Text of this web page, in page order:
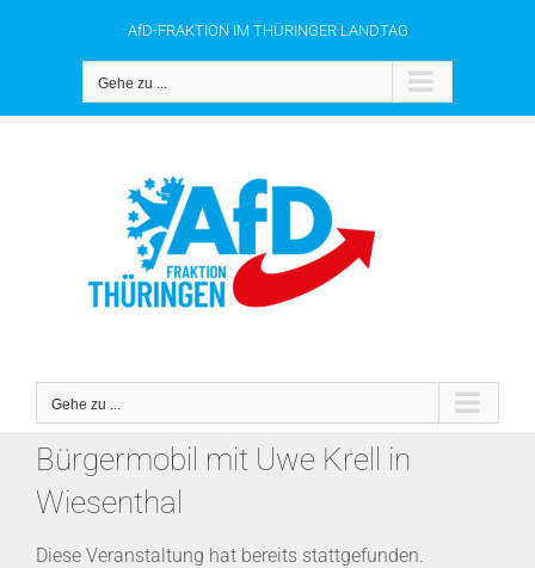
AfD-FRAKTION IM THÜRINGER LANDTAG
Gehe zu ...
Gehe zu ...
Bürgermobil mit Uwe Krell in
Wiesenthal
Diese Veranstaltung hat bereits stattgefunden.